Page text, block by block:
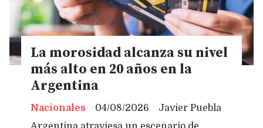
La morosidad alcanza su nivel
más alto en 20 años en la
Argentina
Javier Puebla
Nacionales
04/08/2026